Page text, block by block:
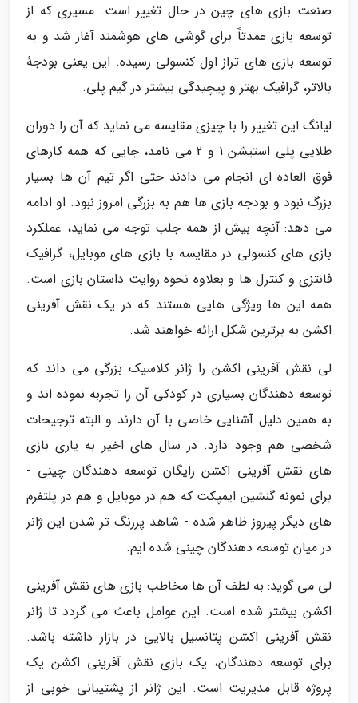
صنعت بازی های چین در حال تغییر است. مسیری که از
توسعه بازی عمدتاً برای گوشی های هوشمند آغاز شد و به
توسعه بازی های تراز اول کنسولی رسیده. این یعنی بودجهٔ
بالاتر، گرافیک بهتر و پیچیدگی بیشتر در گیم پلی.
لیانگ این تغییر را با چیزی مقایسه می نماید که آن را دوران
طلایی پلی استیشن 1 و 2 می نامد، جایی که همه کارهای
فوق العاده ای انجام می دادند حتی اگر تیم آن ها بسیار
بزرگ نبود و بودجه بازی ها هم به بزرگی امروز نبود. او ادامه
می دهد: آنچه بیش از همه جلب توجه می نماید، عملکرد
بازی های کنسولی در مقایسه با بازی های موبایل، گرافیک
فانتزی و کنترل ها و بعلاوه نحوه روایت داستان بازی است.
همه این ها ویژگی هایی هستند که در یک نقش آفرینی
اکشن به برترین شکل ارائه خواهند شد.
لی نقش آفرینی اکشن را ژانر کلاسیک بزرگی می داند که
توسعه دهندگان بسیاری در کودکی آن را تجربه نموده اند و
به همین دلیل آشنایی خاصی با آن دارند و البته ترجیحات
شخصی هم وجود دارد. در سال های اخیر به یاری بازی
های نقش آفرینی اکشن رایگان توسعه دهندگان چینی -
برای نمونه گنشین ایمپکت که هم در موبایل و هم در پلتفرم
های دیگر پیروز ظاهر شده - شاهد پررنگ تر شدن این ژانر
در میان توسعه دهندگان چینی شده ایم.
لی می گوید: به لطف آن ها مخاطب بازی های نقش آفرینی
اکشن بیشتر شده است. این عوامل باعث می گردد تا ژانر
نقش آفرینی اکشن پتانسیل بالایی در بازار داشته باشد.
برای توسعه دهندگان، یک بازی نقش آفرینی اکشن یک
پروژه قابل مدیریت است. این ژانر از پشتیبانی خوبی از